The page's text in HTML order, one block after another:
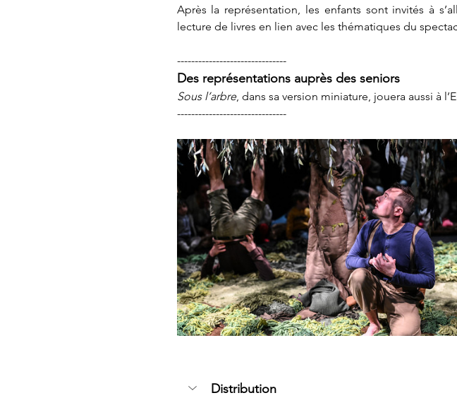
Après la représentation, les enfants sont invités à
lecture de livres en lien avec les thématiques du
-------------------------------
Des représentations auprès des seniors
Sous l’arbre, dans sa version miniature, jouera aussi à
-------------------------------
Distribution